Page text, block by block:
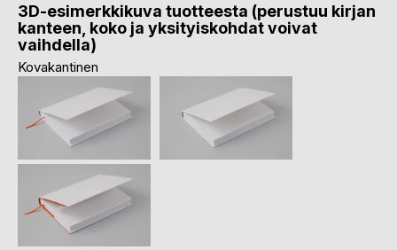
3D-esimerkkikuva tuotteesta (perustuu kirjan
kanteen, koko ja yksityiskohdat voivat
vaihdella)
Kovakantinen